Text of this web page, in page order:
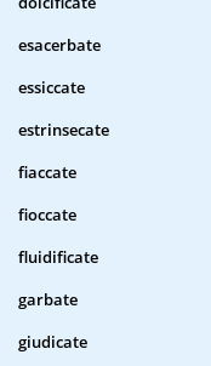
esacerbate
essiccate
estrinsecate
fiaccate
fioccate
fluidificate
garbate
giudicate